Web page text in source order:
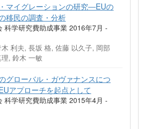
マイグレーションの研究―EUの
移民の調査・分析
科学研究費助成事業 2016年7月 -
利夫, 長坂 格, 佐藤 以久子, 岡部
, 鈴木 一敏
グローバル・ガヴァナンスにつ
アプローチを起点として
科学研究費助成事業 2015年4月 -